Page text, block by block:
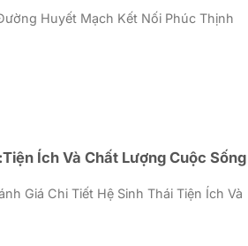
Huyết Mạch Kết Nối Phúc Thịnh
Ích Và Chất Lượng Cuộc Sống
Giá Chi Tiết Hệ Sinh Thái Tiện Ích Và